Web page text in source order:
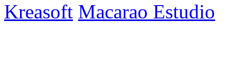
Kreasoft Macarao Estudio